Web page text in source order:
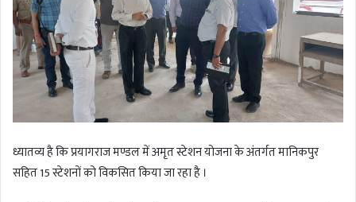
ध्यातव्य है कि प्रयागराज मण्डल में अमृत स्टेशन योजना के अंतर्गत मानिकपुर
सहित 15 स्टेशनों को विकसित किया जा रहा है ।